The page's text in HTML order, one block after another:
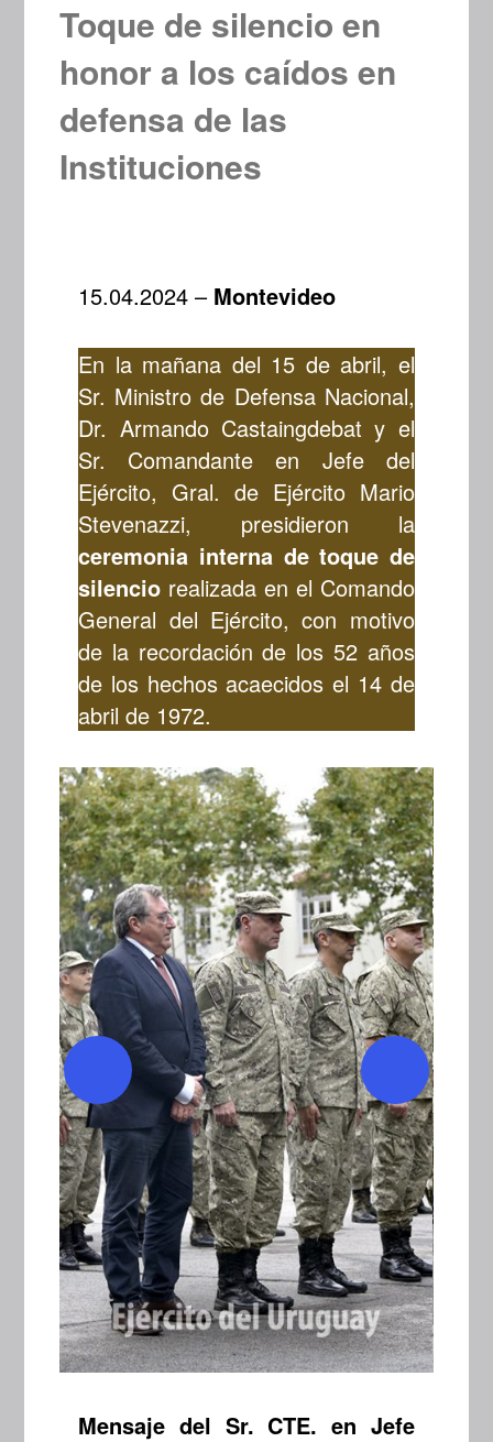
Toque de silencio en
honor a los caídos en
defensa de las
Instituciones
15.04.2024 – Montevideo
En la mañana del 15 de abril, el
Sr. Ministro de Defensa Nacional,
Dr. Armando Castaingdebat y el
Sr. Comandante en Jefe del
Ejército, Gral. de Ejército Mario
Stevenazzi, presidieron la
ceremonia interna de toque de
silencio realizada en el Comando
General del Ejército, con motivo
de la recordación de los 52 años
de los hechos acaecidos el 14 de
abril de 1972.
Mensaje del Sr. CTE. en Jefe